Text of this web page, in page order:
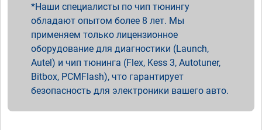
Наши специалисты по чип тюнингу
обладают опытом более 8 лет. Мы
применяем только лицензионное
оборудование для диагностики (Launch,
Autel) и чип тюнинга (Flex, Kess 3, Autotuner,
Bitbox, PCMFlash), что гарантирует
безопасность для электроники вашего авто.